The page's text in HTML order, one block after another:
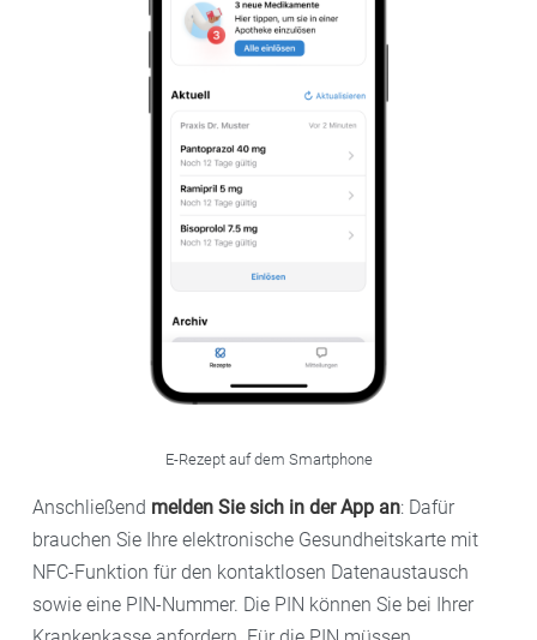
E-Rezept auf dem Smartphone
Anschließend melden Sie sich in der App an: Dafür
brauchen Sie Ihre elektronische Gesundheitskarte mit
NFC-Funktion für den kontaktlosen Datenaustausch
sowie eine PIN-Nummer. Die PIN können Sie bei Ihrer